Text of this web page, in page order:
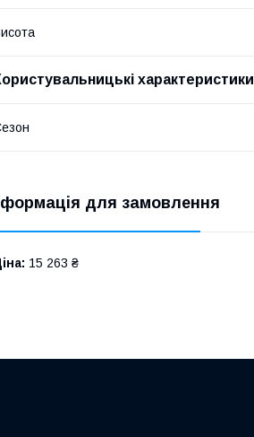
характеристики
для замовлення
15 263 ₴